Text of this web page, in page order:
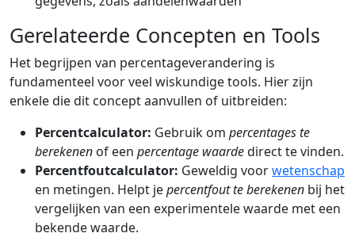
Gerelateerde Concepten en Tools
Het begrijpen van percentageverandering is
fundamenteel voor veel wiskundige tools. Hier zijn
enkele die dit concept aanvullen of uitbreiden:
Percentcalculator: Gebruik om percentages te
berekenen of een percentage waardedirect te vinden.
Percentfoutcalculator: Geweldig voorwetenschap
en metingen. Helpt jepercentfout te berekenen bij het
vergelijken van een experimentele waarde met een
bekende waarde.